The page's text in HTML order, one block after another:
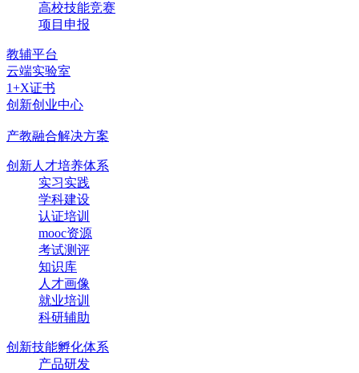
高校技能竞赛
项目申报
教辅平台
云端实验室
1+X证书
创新创业中心
产教融合解决方案
创新人才培养体系
实习实践
学科建设
认证培训
mooc资源
考试测评
知识库
人才画像
就业培训
科研辅助
创新技能孵化体系
产品研发